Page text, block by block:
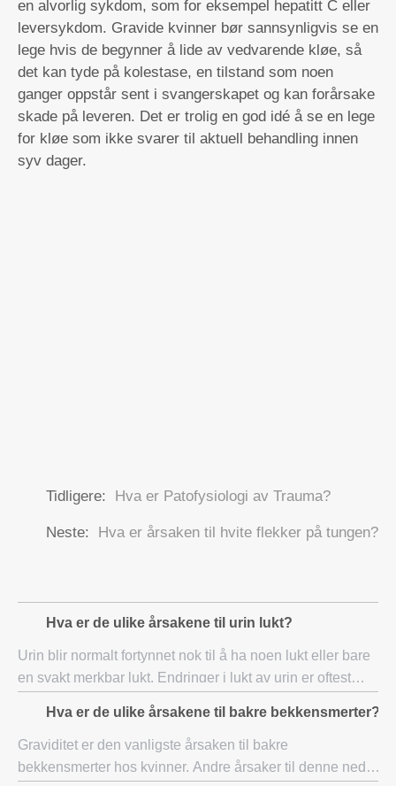
en alvorlig sykdom, som for eksempel hepatitt C eller
leversykdom. Gravide kvinner bør sannsynligvis se en
lege hvis de begynner å lide av vedvarende kløe, så
det kan tyde på kolestase, en tilstand som noen
ganger oppstår sent i svangerskapet og kan forårsake
skade på leveren. Det er trolig en god idé å se en lege
for kløe som ikke svarer til aktuell behandling innen
syv dager.
Tidligere: Hva er Patofysiologi av Trauma?
Neste: Hva er årsaken til hvite flekker på tungen?
Hva er de ulike årsakene til urin lukt?
Urin blir normalt fortynnet nok til å ha noen lukt eller bare
en svakt merkbar lukt. Endringer i lukt av urin er oftest
krydder som hvitløk e
Hva er de ulike årsakene til bakre bekkensmerter?
Graviditet er den vanligste årsaken til bakre
bekkensmerter hos kvinner. Andre årsaker til denne nedre